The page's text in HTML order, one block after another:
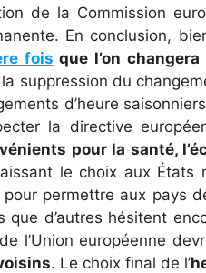
de la Commission
En conclusion,
fois que l’on changera
suppression du
d’heure
la directive
pour la santé,
le choix aux États
permettre aux pays
que d’autres hésitent
l’Union européenne
. Le choix final de l’